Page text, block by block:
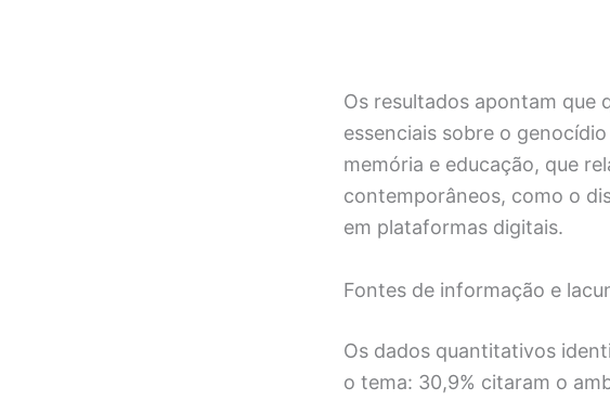
Os resultados apontam que
essenciais sobre o
memória e educação, que
contemporâneos, como o
em plataformas digitais.
Fontes de informação e
Os dados quantitativos
o tema: 30,9% citaram o